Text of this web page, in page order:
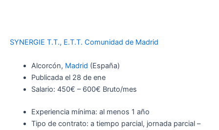
SYNERGIE T.T., E.T.T. Comunidad de Madrid
Alcorcón, Madrid (España)
Publicada el 28 de ene
Salario: 450€ – 600€ Bruto/mes
Experiencia mínima: al menos 1 año
Tipo de contrato: a tiempo parcial, jornada parcial –